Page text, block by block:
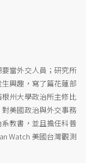
當外交人員；研究所
興趣，寫了篇花蓮部
州大學政治所主修比
美國政治與外交事務
教書，並且擔任科普
Watch 美國台灣觀測